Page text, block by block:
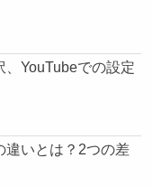
YouTubeでの設定
違いとは？2つの差